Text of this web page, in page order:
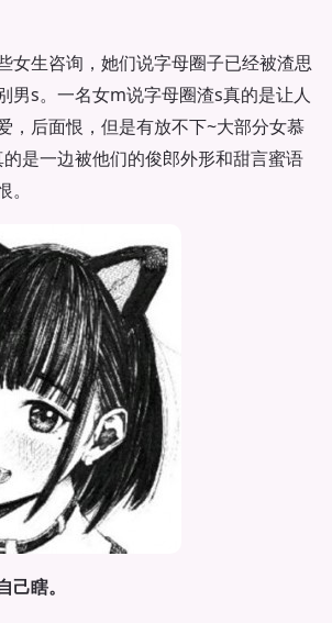
女生咨询，她们说字母圈子已经被渣思
男s。一名女m说字母圈渣s真的是让人
，后面恨，但是有放不下~大部分女慕
是一边被他们的俊郎外形和甜言蜜语
瞎。